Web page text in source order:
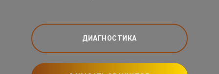
ДИАГНОСТИКА